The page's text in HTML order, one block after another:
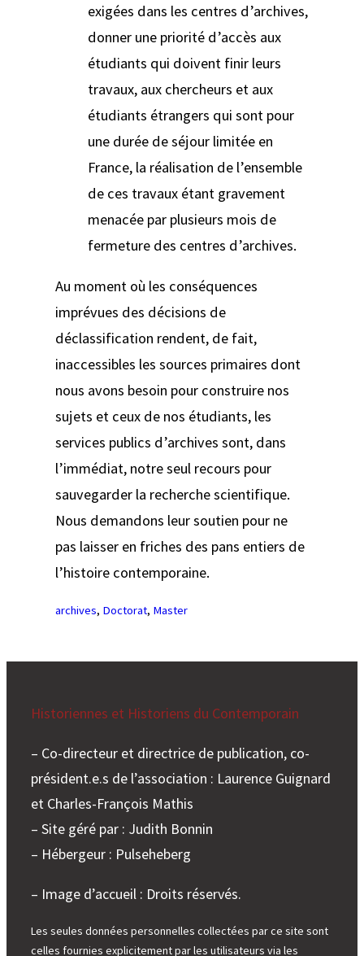
exigées dans les centres d’archives,
donner une priorité d’accès aux
étudiants qui doivent finir leurs
travaux, aux chercheurs et aux
étudiants étrangers qui sont pour
une durée de séjour limitée en
France, la réalisation de l’ensemble
de ces travaux étant gravement
menacée par plusieurs mois de
fermeture des centres d’archives.
Au moment où les conséquences
imprévues des décisions de
déclassification rendent, de fait,
inaccessibles les sources primaires dont
nous avons besoin pour construire nos
sujets et ceux de nos étudiants, les
services publics d’archives sont, dans
l’immédiat, notre seul recours pour
sauvegarder la recherche scientifique.
Nous demandons leur soutien pour ne
pas laisser en friches des pans entiers de
l’histoire contemporaine.
archives, Doctorat, Master
Historiennes et Historiens du Contemporain
– Co-directeur et directrice de publication, co-
président.e.s de l’association : Laurence Guignard
et Charles-François Mathis
– Site géré par : Judith Bonnin
– Hébergeur : Pulseheberg
– Image d’accueil : Droits réservés.
Les seules données personnelles collectées par ce site sont
celles fournies explicitement par les utilisateurs via les